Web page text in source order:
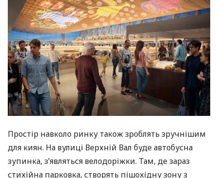
Простір навколо ринку також зроблять зручнішим
для киян. На вулиці Верхній Вал буде автобусна
зупинка, з’являться велодоріжки. Там, де зараз
стихійна парковка, створять пішохідну зону з